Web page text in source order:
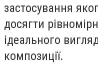
застосування
досягти
ідеального
композиції.